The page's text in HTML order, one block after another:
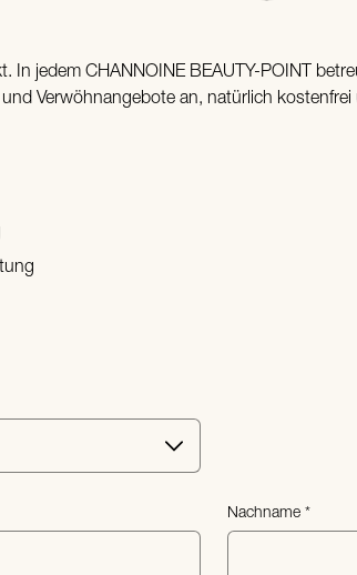
In jedem CHANNOINE BEAUTY-POINT
Verwöhnangebote an, natürlich
Nachname